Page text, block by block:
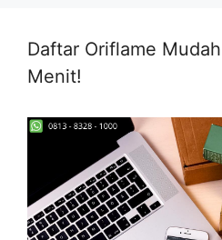
Daftar Oriflame
Menit!